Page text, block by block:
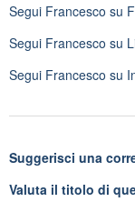
Segui Francesco su
Segui Francesco su
Segui Francesco su
Suggerisci una
Valuta il titolo di